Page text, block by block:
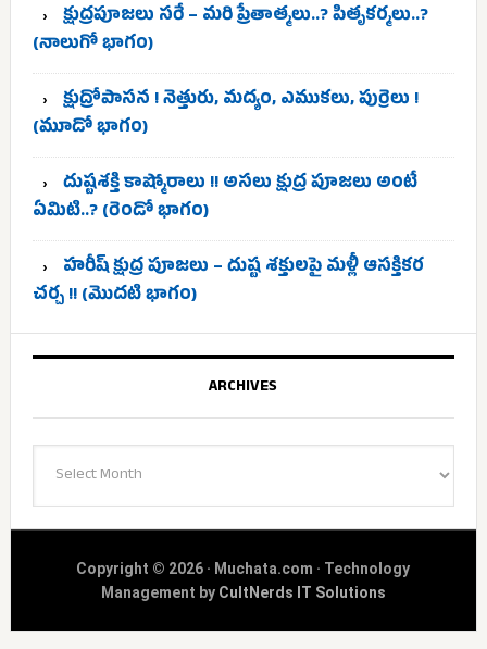
క్షుద్రపూజలు సరే – మరి ప్రేతాత్మలు..? పితృకర్మలు..?
(నాలుగో భాగం)
క్షుద్రోపాసన ! నెత్తురు, మద్యం, ఎముకలు, పుర్రెలు !
(మూడో భాగం)
దుష్టశక్తి కాష్మోరాలు !! అసలు క్షుద్ర పూజలు అంటే
ఏమిటి..? (రెండో భాగం)
హరీష్ క్షుద్ర పూజలు – దుష్ట శక్తులపై మళ్లీ ఆసక్తికర
చర్చ !! (మొదటి భాగం)
ARCHIVES
Copyright © 2026 · Muchata.com · Technology
Management by CultNerds IT Solutions